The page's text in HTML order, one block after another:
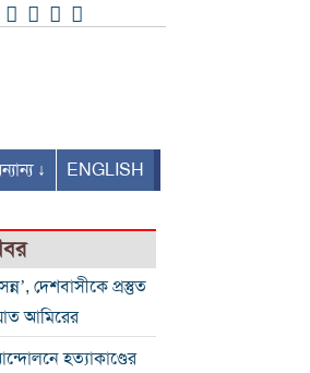
↓ ENGLISH
দেশবাসীকে প্রস্তুত
আমিরের
হত্যাকাণ্ডের